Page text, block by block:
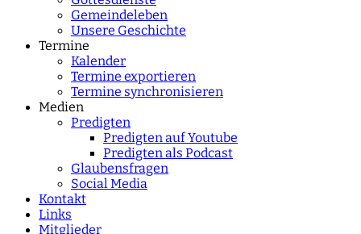
Gemeindeleben
Unsere Geschichte
Termine
Kalender
Termine exportieren
Termine synchronisieren
Medien
Predigten
Predigten auf Youtube
Predigten als Podcast
Glaubensfragen
Social Media
Kontakt
Links
Mitglieder